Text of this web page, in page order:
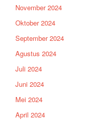
November 2024
Oktober 2024
September 2024
Agustus 2024
Juli 2024
Juni 2024
Mei 2024
April 2024